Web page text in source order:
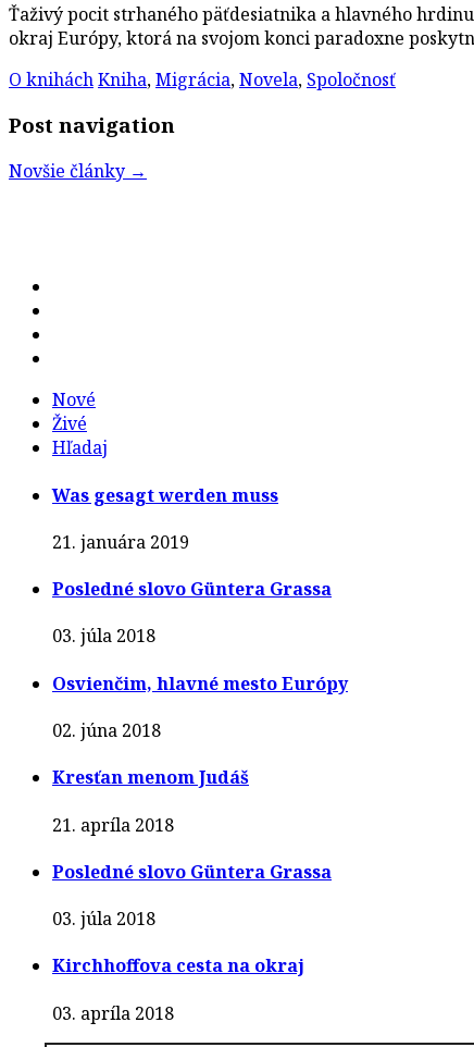
Ťaživý pocit strhaného päťdesiatnika a hlavného
okraj Európy, ktorá na svojom konci paradoxne
O kniháchKniha,Migrácia,Novela, Spoločnosť
Post navigation
Novšie články →
Nové
Živé
Hľadaj
Was gesagt werden muss
21. januára 2019
Posledné slovo Güntera Grassa
03. júla 2018
Osvienčim, hlavné mesto Európy
02. júna 2018
Kresťan menom Judáš
21. apríla 2018
Posledné slovo Güntera Grassa
03. júla 2018
Kirchhoffova cesta na okraj
03. apríla 2018